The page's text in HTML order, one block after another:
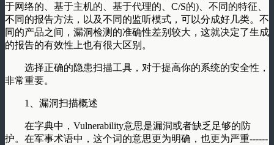
于网络的、基于主机的、基于代理的、C/S的)、不同的特征、
不同的报告方法，以及不同的监听模式，可以分成好几类。不
同的产品之间，漏洞检测的准确性差别较大，这就决定了生成
的报告的有效性上也有很大区别。
选择正确的隐患扫描工具，对于提高你的系统的安全性，
非常重要。
1、漏洞扫描概述
在字典中，Vulnerability意思是漏洞或者缺乏足够的防
护。在军事术语中，这个词的意思更为明确，也更为严重------